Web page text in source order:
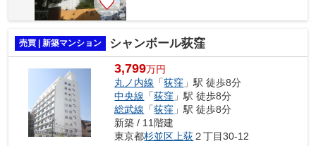
売買 | 新築マンション シャンボール荻窪
3,799万円
丸ノ内線 「荻窪 」駅 徒歩8分
中央線 「荻窪 」駅 徒歩8分
総武線 「荻窪 」駅 徒歩8分
新築 / 11階建
東京都杉並区上荻２丁目30-12